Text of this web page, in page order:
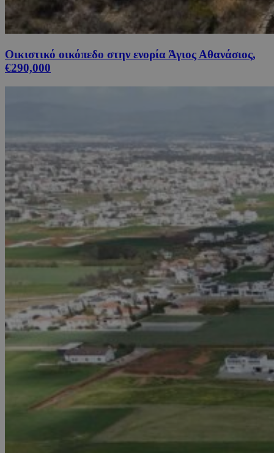
Οικιστικό οικόπεδο στην ενορία Άγιος Αθανάσιος,
€290,000